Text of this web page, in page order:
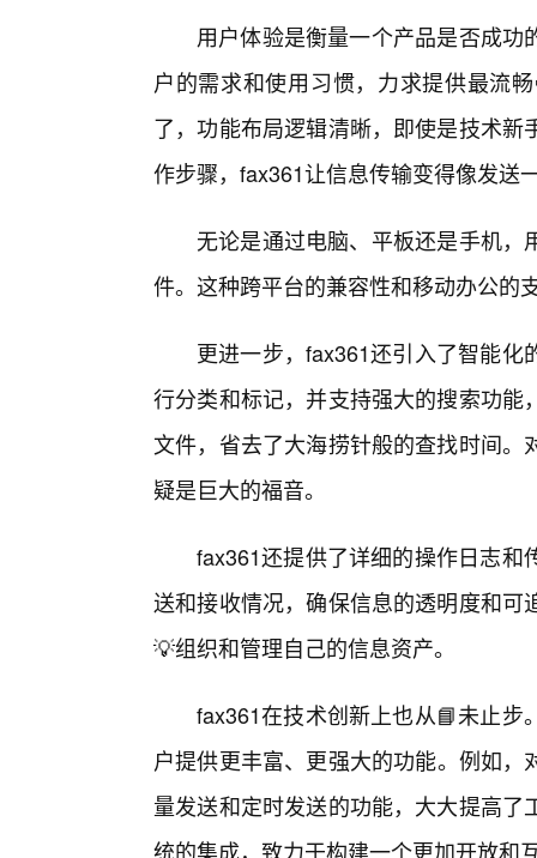
用户体验是衡量一个产品是否成
户的需求和使用习惯，力求提供最流
了，功能布局逻辑清晰，即使是技术
作步骤，fax361让信息传输变得像发送
无论是通过电脑、平板还是手机
件。这种跨平台的兼容性和移动办公的
更进一步，fax361还引入了智能
行分类和标记，并支持强大的搜索功
文件，省去了大海捞针般的查找时间
疑是巨大的福音。
fax361还提供了详细的操作日志和
送和接收情况，确保信息的透明度和
💡组织和管理自己的信息资产。
fax361在技术创新上也从📘未止步
户提供更丰富、更强大的功能。例如
量发送和定时发送的功能，大大提高
统的集成，致力于构建一个更加开放和